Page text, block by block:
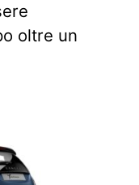
oltre un